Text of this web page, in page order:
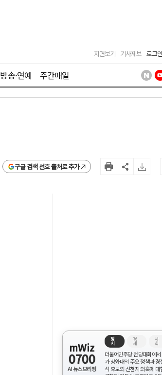
지면보기 기사제보 로그인
방송·연예 주간매일
구글 검색 선호 출처로 추가
mWiz
0700
AI 뉴스브리핑
정
치
경
제
사
회
더불어민주당 전당대회에
가 청와대의 주요 정책과 경
석 후보의 신천지 의혹에 대